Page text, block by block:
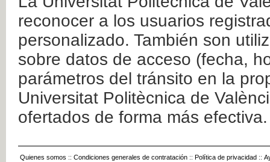
reconocer a los usuarios
personalizado. También son
sobre datos de acceso (fecha,
parámetros del tránsito en la
Universitat Politècnica de
ofertados de forma más efectiva.
Quienes somos :: Condiciones generales de contratación :: Política de privacidad ::